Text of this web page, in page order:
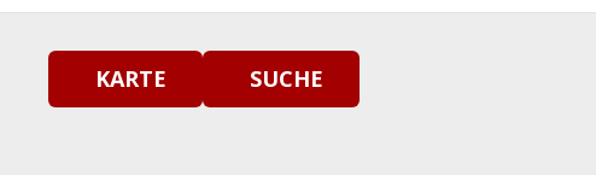
g
KARTE SUCHE